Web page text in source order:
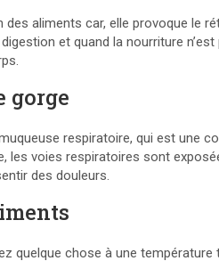
aliments car, elle provoque le
et quand la nourriture
gorge
respiratoire, qui est une
voies respiratoires sont
des douleurs.
quelque chose à une